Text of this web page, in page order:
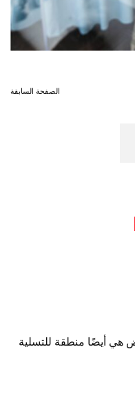
الصفحة السابقة
هي أيضًا منطقة للتسلية